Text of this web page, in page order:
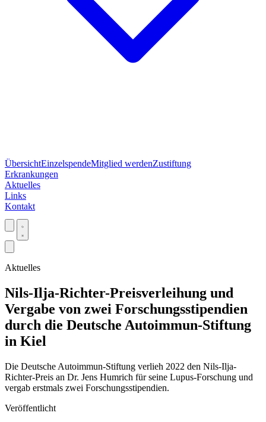
ÜbersichtEinzelspendeMitglied werdenZustiftung
Erkrankungen
Aktuelles
Links
Kontakt
Aktuelles
Nils-Ilja-Richter-Preisverleihung und
Vergabe von zwei Forschungsstipendien
durch die Deutsche Autoimmun-Stiftung
in Kiel
Die Deutsche Autoimmun-Stiftung verlieh 2022 den Nils-Ilja-
Richter-Preis an Dr. Jens Humrich für seine Lupus-Forschung und
vergab erstmals zwei Forschungsstipendien.
Veröffentlicht